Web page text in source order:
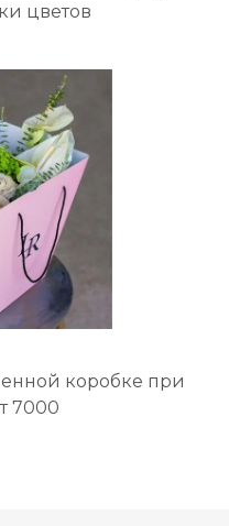
цветов
коробке при
7000